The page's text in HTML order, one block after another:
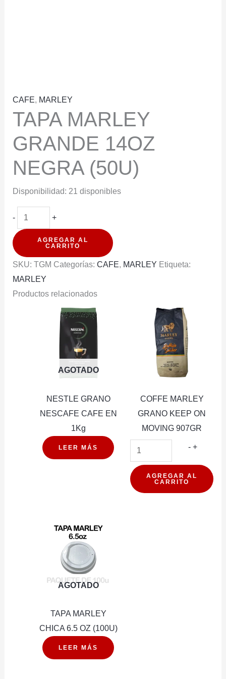
CAFE, MARLEY
TAPA MARLEY
GRANDE 14OZ
NEGRA (50U)
Disponibilidad: 21 disponibles
-
TAPA
MARLEY
GRANDE
14OZ
+
AGREGAR AL
CARRITO
SKU: TGM Categorías: CAFE, MARLEY Etiqueta:
MARLEY
Productos relacionados
AGOTADO
NESTLE GRANO
NESCAFE CAFE EN
1Kg
LEER MÁS
COFFE MARLEY
GRANO KEEP ON
MOVING 907GR
- COFFE
GRANO
KEEP
+
AGREGAR AL
CARRITO
AGOTADO
TAPA MARLEY
CHICA 6.5 OZ (100U)
LEER MÁS